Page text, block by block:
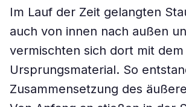
Im Lauf der Zeit gelangten
auch von innen nach außen
vermischten sich dort mit dem
Ursprungsmaterial. So
Zusammensetzung des